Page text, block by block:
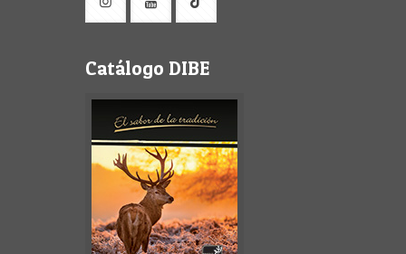
Catálogo DIBE